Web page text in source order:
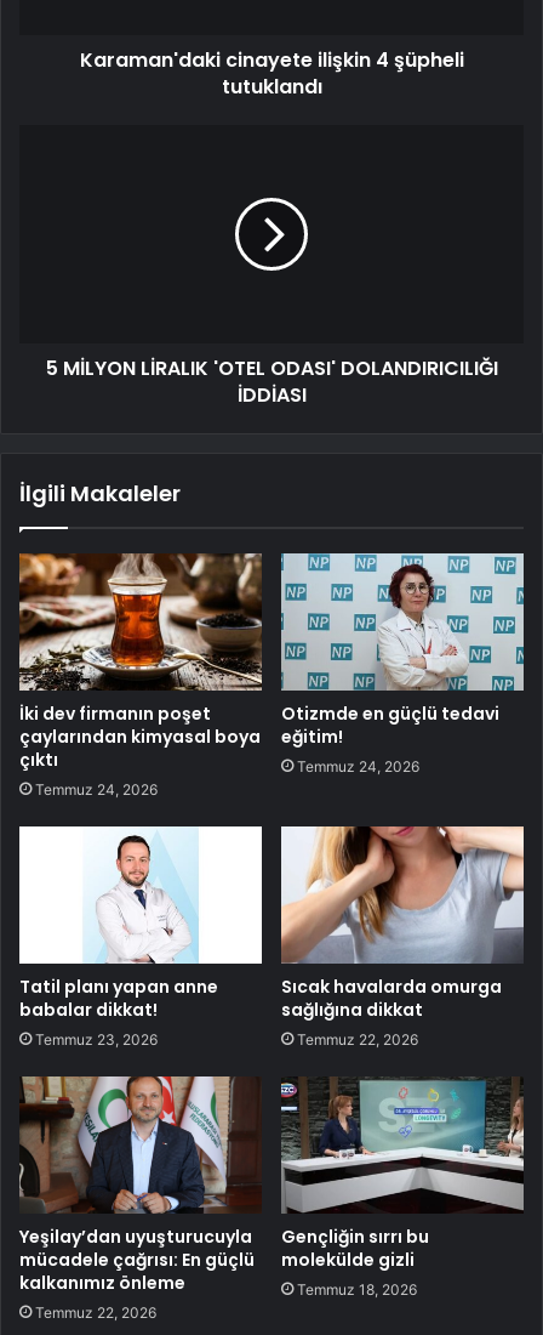
Karaman'daki cinayete ilişkin 4 şüpheli
tutuklandı
5 MİLYON LİRALIK 'OTEL ODASI' DOLANDIRICILIĞI
İDDİASI
İlgili Makaleler
İki dev firmanın poşet
çaylarından kimyasal boya
çıktı
Temmuz 24, 2026
Otizmde en güçlü tedavi
eğitim!
Temmuz 24, 2026
Tatil planı yapan anne
babalar dikkat!
Temmuz 23, 2026
Sıcak havalarda omurga
sağlığına dikkat
Temmuz 22, 2026
Yeşilay’dan uyuşturucuyla
mücadele çağrısı: En güçlü
kalkanımız önleme
Temmuz 22, 2026
Gençliğin sırrı bu
molekülde gizli
Temmuz 18, 2026